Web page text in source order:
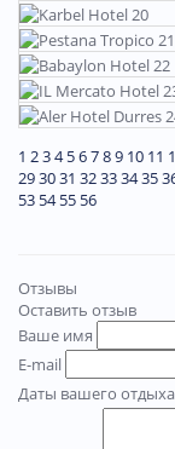
1 234 56789 10 11
293031 32333435
53 54 55 56
Отзывы
Оставить отзыв
Ваше имя
E-mail
Даты вашего отдыха